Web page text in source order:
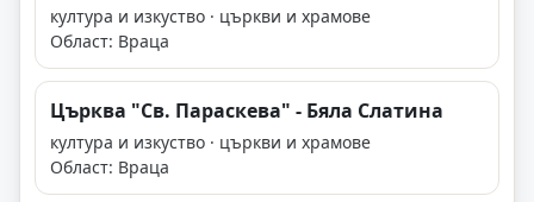
култура и изкуство · църкви и храмове
Област: Враца
Църква "Св. Параскева" - Бяла Слатина
култура и изкуство · църкви и храмове
Област: Враца